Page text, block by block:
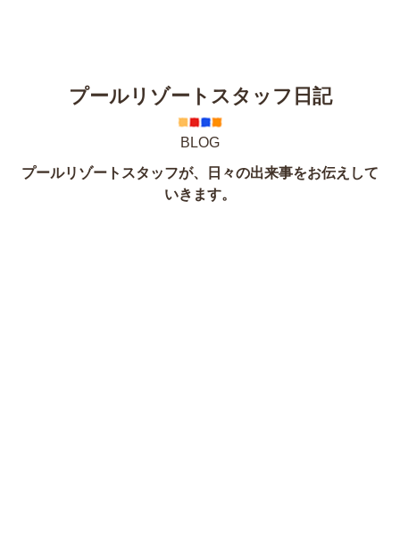
プールリゾートスタッフ日記
BLOG
プールリゾートスタッフが、日々の出来事をお伝えして
いきます。